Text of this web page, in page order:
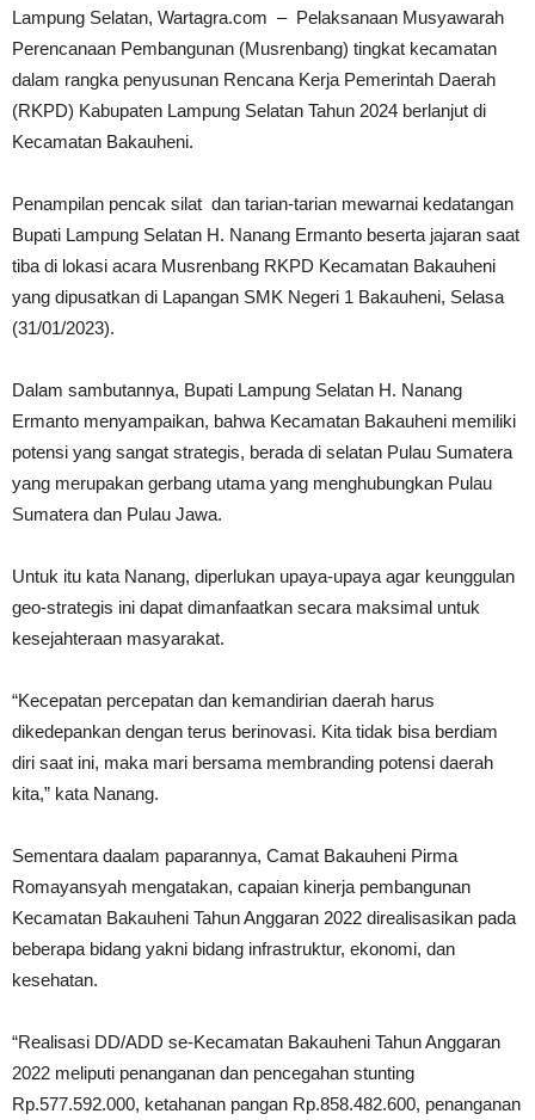
Lampung Selatan, Wartagra.com – Pelaksanaan Musyawarah
Perencanaan Pembangunan (Musrenbang) tingkat kecamatan
dalam rangka penyusunan Rencana Kerja Pemerintah Daerah
(RKPD) Kabupaten Lampung Selatan Tahun 2024 berlanjut di
Kecamatan Bakauheni.
Penampilan pencak silat dan tarian-tarian mewarnai kedatangan
Bupati Lampung Selatan H. Nanang Ermanto beserta jajaran saat
tiba di lokasi acara Musrenbang RKPD Kecamatan Bakauheni
yang dipusatkan di Lapangan SMK Negeri 1 Bakauheni, Selasa
(31/01/2023).
Dalam sambutannya, Bupati Lampung Selatan H. Nanang
Ermanto menyampaikan, bahwa Kecamatan Bakauheni memiliki
potensi yang sangat strategis, berada di selatan Pulau Sumatera
yang merupakan gerbang utama yang menghubungkan Pulau
Sumatera dan Pulau Jawa.
Untuk itu kata Nanang, diperlukan upaya-upaya agar keunggulan
geo-strategis ini dapat dimanfaatkan secara maksimal untuk
kesejahteraan masyarakat.
“Kecepatan percepatan dan kemandirian daerah harus
dikedepankan dengan terus berinovasi. Kita tidak bisa berdiam
diri saat ini, maka mari bersama membranding potensi daerah
kita,” kata Nanang.
Sementara daalam paparannya, Camat Bakauheni Pirma
Romayansyah mengatakan, capaian kinerja pembangunan
Kecamatan Bakauheni Tahun Anggaran 2022 direalisasikan pada
beberapa bidang yakni bidang infrastruktur, ekonomi, dan
kesehatan.
“Realisasi DD/ADD se-Kecamatan Bakauheni Tahun Anggaran
2022 meliputi penanganan dan pencegahan stunting
Rp.577.592.000, ketahanan pangan Rp.858.482.600, penanganan